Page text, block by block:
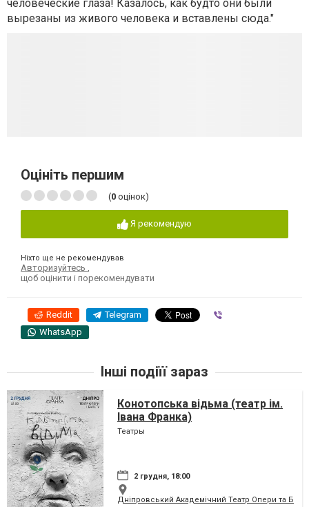
человеческие глаза! Казалось, как будто они были
вырезаны из живого человека и вставлены сюда."
Оцініть першим
(0 оцінок)
Я рекомендую
Ніхто ще не рекомендував
Авторизуйтесь
щоб оцінити і порекомендувати
Reddit Telegram
WhatsApp
Інші подіїї зараз
Конотопська відьма (театр ім.
Івана Франка)
Театры
2 грудня, 18:00
Дніпровський Академічний Театр Опери та